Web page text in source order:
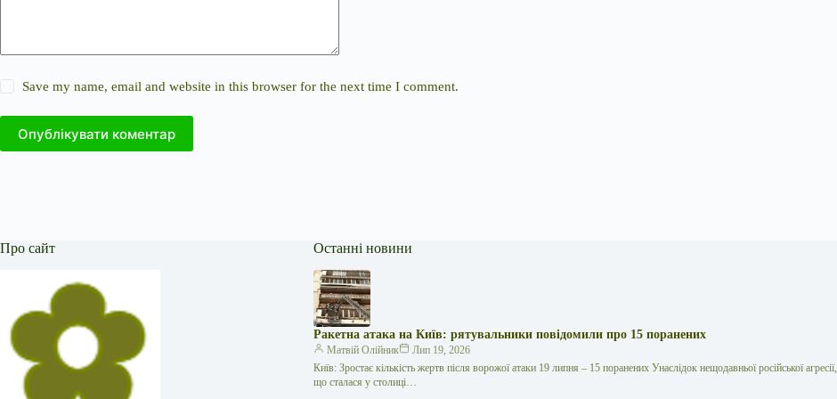
Save my name, email and website in this browser for the next time I comment.
Опублікувати коментар
Про сайт Останні новини
Ракетна атака на Київ: рятувальники повідомили про 15 поранених
Матвій Олійник
Лип 19, 2026
Київ: Зростає кількість жертв після ворожої атаки 19 липня – 15 поранених Унаслідок нещодавньої російської агресії,
що сталася у столиці…